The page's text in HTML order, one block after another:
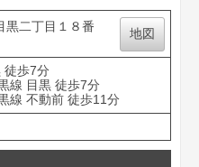
黒二丁目１８番
地図
徒歩7分
線 目黒 徒歩7分
線 不動前 徒歩11分